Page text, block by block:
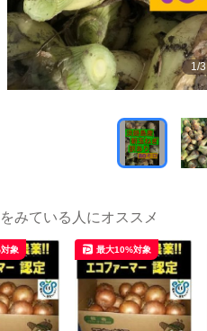
1/3
みている人にオススメ
象 最大10%対象